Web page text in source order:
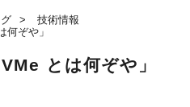
技術情報
何ぞや」
とは何ぞや」